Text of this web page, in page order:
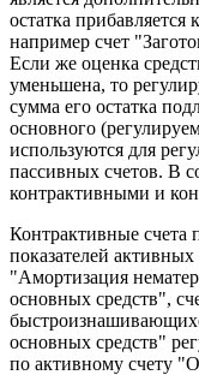
остатка прибавляется
например счет
Если же оценка
уменьшена, то
сумма его остатка
основного
используются для
пассивных счетов. В
контрактивными и
Контрактивные счета
показателей
"Амортизация
основных средств",
основных средств"
по активному счету